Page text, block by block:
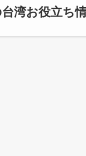
湾お役立ち